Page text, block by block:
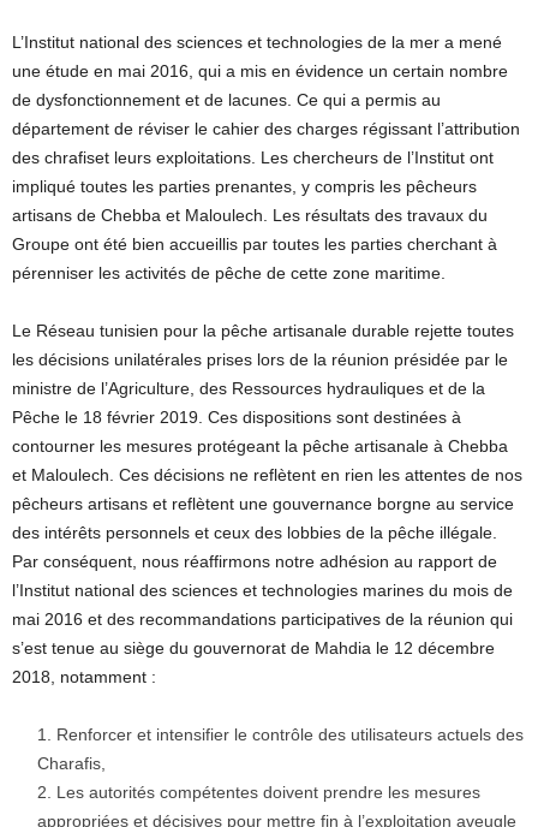
L’Institut national des sciences et technologies de la mer a mené
une étude en mai 2016, qui a mis en évidence un certain nombre
de dysfonctionnement et de lacunes. Ce qui a permis au
département de réviser le cahier des charges régissant l’attribution
des chrafiset leurs exploitations. Les chercheurs de l’Institut ont
impliqué toutes les parties prenantes, y compris les pêcheurs
artisans de Chebba et Maloulech. Les résultats des travaux du
Groupe ont été bien accueillis par toutes les parties cherchant à
pérenniser les activités de pêche de cette zone maritime.
Le Réseau tunisien pour la pêche artisanale durable rejette toutes
les décisions unilatérales prises lors de la réunion présidée par le
ministre de l’Agriculture, des Ressources hydrauliques et de la
Pêche le 18 février 2019. Ces dispositions sont destinées à
contourner les mesures protégeant la pêche artisanale à Chebba
et Maloulech. Ces décisions ne reflètent en rien les attentes de nos
pêcheurs artisans et reflètent une gouvernance borgne au service
des intérêts personnels et ceux des lobbies de la pêche illégale.
Par conséquent, nous réaffirmons notre adhésion au rapport de
l’Institut national des sciences et technologies marines du mois de
mai 2016 et des recommandations participatives de la réunion qui
s’est tenue au siège du gouvernorat de Mahdia le 12 décembre
2018, notamment :
Renforcer et intensifier le contrôle des utilisateurs actuels des
Charafis,
Les autorités compétentes doivent prendre les mesures
appropriées et décisives pour mettre fin à l’exploitation aveugle